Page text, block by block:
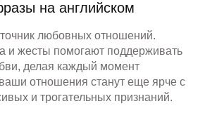
на английском
любовных отношений.
и жесты помогают поддерживать
делая каждый момент
отношения станут еще ярче с
и трогательных признаний.